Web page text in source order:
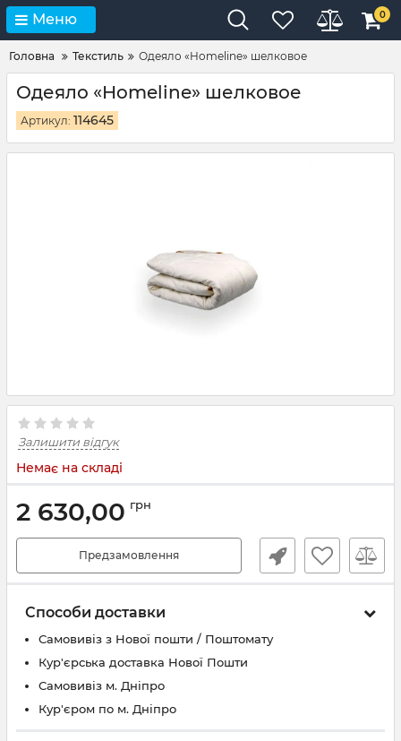
Меню 0
Головна Текстиль Одеяло «Homeline» шелковое
Одеяло «Homeline» шелковое
Артикул: 114645
Залишити відгук
Немає на складі
2 630,00 грн
Предзамовлення
Способи доставки
Самовивіз з Нової пошти / Поштомату
Кур'єрська доставка Нової Пошти
Самовивіз м. Дніпро
Кур'єром по м. Дніпро